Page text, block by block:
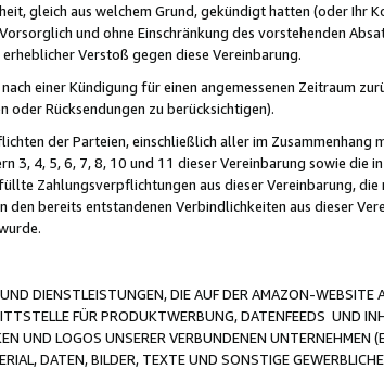
gleich aus welchem Grund, gekündigt hatten (oder Ihr
und ohne Einschränkung des vorstehenden
Verstoß gegen diese Vereinbarung.
einer Kündigung für einen angemessenen Zeitraum
Rücksendungen zu berücksichtigen).
der Parteien, einschließlich aller im Zusammenhang
3, 4, 5, 6, 7, 8, 10 und 11 dieser Vereinbarung sowie die
Zahlungsverpflichtungen aus dieser Vereinbarung,
bereits entstandenen Verbindlichkeiten aus dieser
DIENSTLEISTUNGEN, DIE AUF DER AMAZON-WEBSITE
FÜR PRODUKTWERBUNG, DATENFEEDS UND
UND LOGOS UNSERER VERBUNDENEN UNTERNEHMEN
DATEN, BILDER, TEXTE UND SONSTIGE